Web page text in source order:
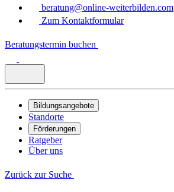
beratung@online-weiterbilden.com
Zum Kontaktformular
Beratungstermin buchen
Bildungsangebote
Standorte
Förderungen
Ratgeber
Über uns
Zurück zur Suche